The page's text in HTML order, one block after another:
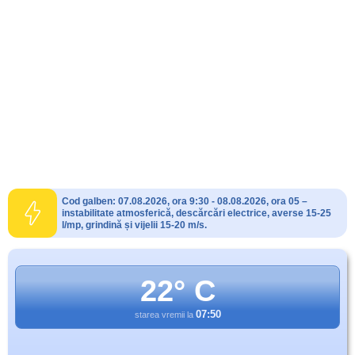
Cod galben: 07.08.2026, ora 9:30 - 08.08.2026, ora 05 –
instabilitate atmosferică, descărcări electrice, averse 15-25
l/mp, grindină și vijelii 15-20 m/s.
22° C
starea vremii la 07:50